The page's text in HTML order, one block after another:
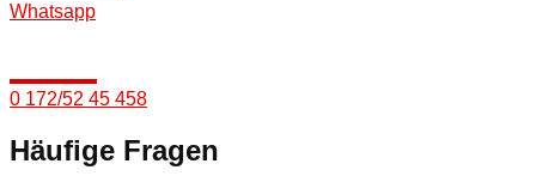
Whatsapp
0 172/52 45 458
Häufige Fragen